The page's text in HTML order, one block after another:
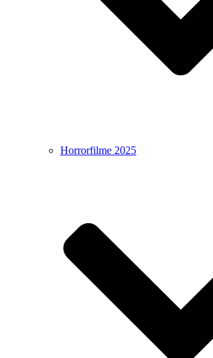
Horrorfilme 2025